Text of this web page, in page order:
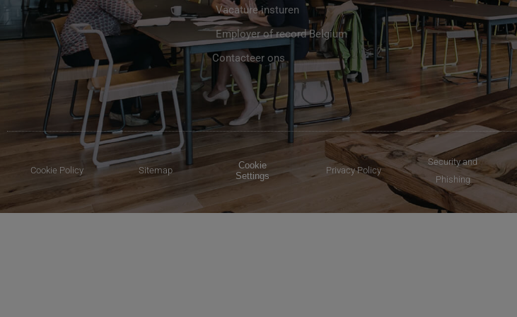
Vacature insturen
Employer of record Belgium
Contacteer ons
Cookie Policy Sitemap
Cookie
Settings
Privacy Policy
Security and
Phishing